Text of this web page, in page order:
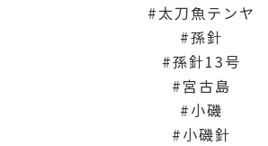
太刀魚テンヤ
孫針
孫針13号
宮古島
小磯
小磯針